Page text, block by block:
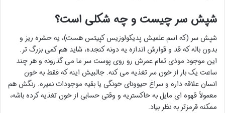
شپش سر چیست و چه شکلی است؟
شپش سر (که اسم علمیش پدیکولوزیس کپیتس هست)، یه حشره ریز و
بدون باله که قد و قوارش اندازه یه دونه کنجده، شاید هم کمی بزرگ تر.
این موجود موذی تمام عمرش رو روی پوست سر ما می گذرونه و هر چند
ساعت یک بار از خون سر تغذیه می کنه. جالبیش اینه که فقط به خون
انسان علاقه داره و سراغ حیوونای خونگی یا بقیه موجودات نمیره. رنگش هم
معمولاً قهوه ای مایل به خاکستریه و وقتی حسابی از خون تغذیه کرده باشه،
ممکنه قرمزتر به نظر بیاد.